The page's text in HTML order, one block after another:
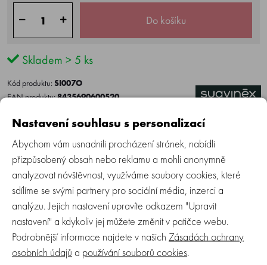
Do košíku
Skladem > 5 ks
Kód produktu:SI007O
EAN produktu:8435690600520
Více o produktu Recenze (0) Zeptejte se
Naučit se jíst samostatně je zábava - čas oběda nebo
svačinky se s našimi potřebami ke krmení promění v
příjemnou a zábavnou zkušenost. Jednotlivé komponenty
Nastavení souhlasu s personalizací
Abychom vám usnadnili procházení stránek, nabídli
přizpůsobený obsah nebo reklamu a mohli anonymně
analyzovat návštěvnost, využíváme soubory cookies, které
sdílíme se svými partnery pro sociální média, inzerci a
analýzu. Jejich nastavení upravíte odkazem "Upravit
nastavení" a kdykoliv jej můžete změnit v patičce webu.
Podrobnější informace najdete v našich Zásadách ochrany
osobních údajů a používání souborů cookies.